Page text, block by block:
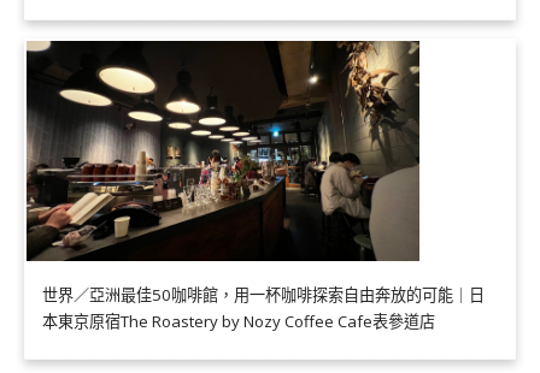
世界／亞洲最佳50咖啡館，用一杯咖啡探索自由奔放的可能｜日
本東京原宿The Roastery by Nozy Coffee Cafe表參道店